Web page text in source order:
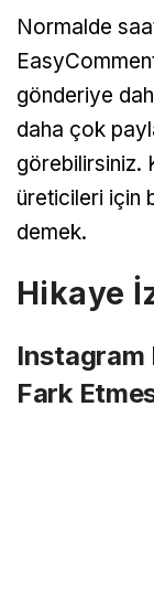
Normalde
gönderiye
daha çok
görebilirsiniz.
üreticileri için
demek.
Hikaye
Instagram
Fark